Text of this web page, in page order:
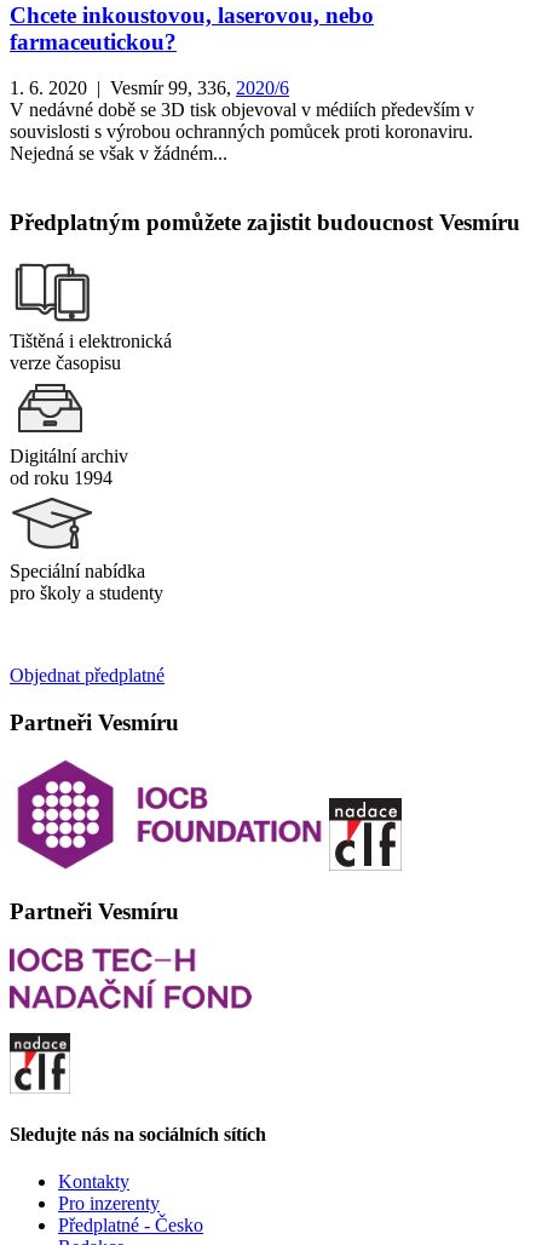
Chcete inkoustovou, laserovou, nebo
farmaceutickou?
1. 6. 2020 | Vesmír 99, 336, 2020/6
V nedávné době se 3D tisk objevoval v médiích především v
souvislosti s výrobou ochranných pomůcek proti koronaviru.
Nejedná se však v žádném...
Předplatným pomůžete zajistit budoucnost Vesmíru
Tištěná i elektronická
verze časopisu
Digitální archiv
od roku 1994
Speciální nabídka
pro školy a studenty
Objednat předplatné
Partneři Vesmíru
Partneři Vesmíru
Sledujte nás na sociálních sítích
Kontakty
Pro inzerenty
Předplatné - Česko